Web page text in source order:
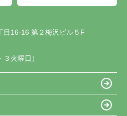
目16-16 第２梅沢ビル５F
火曜日）